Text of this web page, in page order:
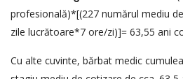
profesională)*[(227 numărul mediu
zile lucrătoare*7 ore/zi)]= 63,55 ani
Cu alte cuvinte, bărbat medic